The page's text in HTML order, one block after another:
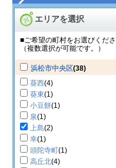
エリアを選択
■ご希望の町村をお選びくださ
（複数選択が可能です。）
浜松市中央区(38)
葵西(4)
葵東(1)
小豆餅(1)
泉(1)
上島(2)
幸(1)
頭陀寺町(1)
高丘北(4)